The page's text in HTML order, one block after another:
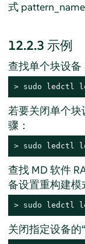
式
12.2.3 示例
查找单个块设备
> sudo ledctl
若要关闭单个块
骤：
> sudo ledctl
查找 MD 软件
备设置重构建模
> sudo ledctl
关闭指定设备的